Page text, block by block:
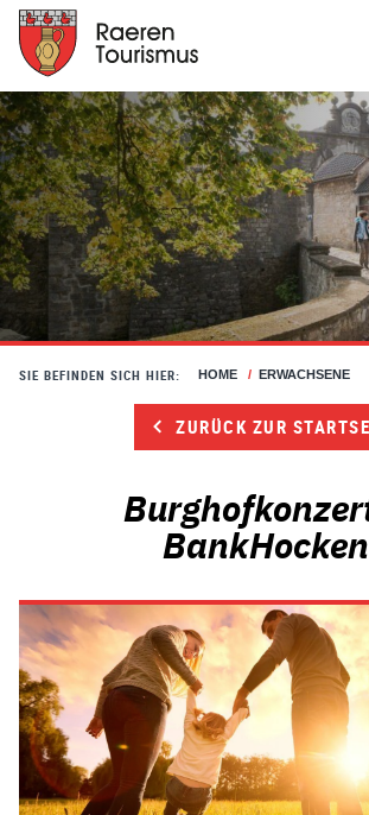
SIE BEFINDEN SICH HIER: HOME / ERWACHSENE
ZURÜCK ZUR
BankHocken